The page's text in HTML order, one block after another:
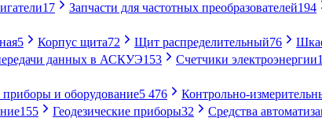
17 Запчасти для частотных преобразователей194
5 Корпус щита72 Щит распределительный76
данных в АСКУЭ153 Счетчики электроэнергии
и оборудование5 476 Контрольно-
155 Геодезические приборы32 Средства